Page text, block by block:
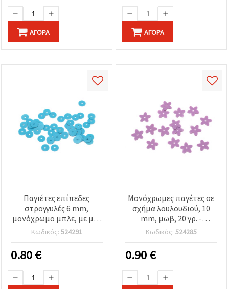
ΑΓΟΡΆ ΑΓΟΡΆ
Παγιέτες επίπεδες
στρογγυλές 6 mm,
μονόχρωμο μπλε, με μία
τρύπα, για διακόσμηση
DIY χειροτεχνιών, 20 γρ.
Κωδικός: 524291
0.80€
Μονόχρωμες παγέτες σε
σχήμα λουλουδιού, 10
mm, μωβ, 20 γρ. -
Ιδανικές για ράψιμο,
χειροτεχνίες και
διακόσμηση
Κωδικός: 524285
0.90€